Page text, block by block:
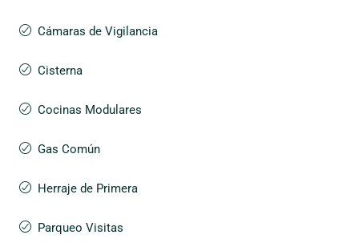
Cámaras de Vigilancia
Cisterna
Cocinas Modulares
Gas Común
Herraje de Primera
Parqueo Visitas